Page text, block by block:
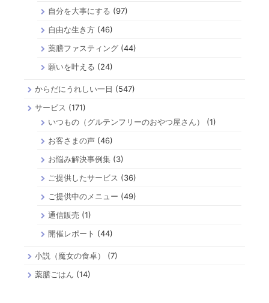
自分を大事にする (97)
自由な生き方 (46)
薬膳ファスティング (44)
願いを叶える (24)
からだにうれしい一日 (547)
サービス (171)
いつもの（グルテンフリーのおやつ屋さん）
(1)
お客さまの声 (46)
お悩み解決事例集 (3)
ご提供したサービス (36)
ご提供中のメニュー (49)
通信販売 (1)
開催レポート (44)
小説（魔女の食卓）
(7)
薬膳ごはん (14)